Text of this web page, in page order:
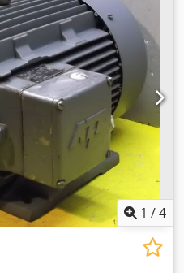
1 /4